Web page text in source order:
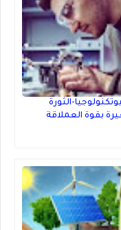
الثورة
بقوة العملاقة